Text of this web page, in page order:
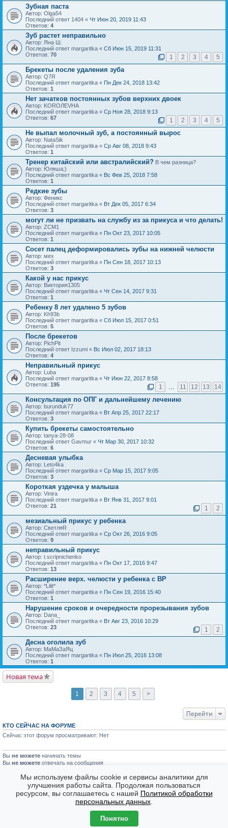
Зубная паста
Автор: Olga54
Последний ответ 1404 « Чт Июн 20, 2019 11:43
Ответов: 4
Зуб растет неправильно
Автор: Яна Ш.
Последний ответ margaritka « Сб Июн 15, 2019 11:31
Ответов: 70 1 2 3 4 5
Брекеты после удаления зуба
Автор: Q7R
Последний ответ margaritka « Пн Дек 24, 2018 13:42
Ответов: 1
Нет зачатков постоянных зубов верхних двоек
Автор: KOROЛЕVНА
Последний ответ margaritka « Ср Ноя 28, 2018 9:13
Ответов: 67 1 2 3 4 5
Не выпал молочный зуб, а постоянный вырос
Автор: NataSik
Последний ответ margaritka « Ср Авг 08, 2018 9:43
Ответов: 1
Тренер китайский или австралийский? В чем разница?
Автор: Юляша;)
Последний ответ margaritka « Вс Фев 25, 2018 7:58
Ответов: 1
Редкие зубы
Автор: Феникс
Последний ответ margaritka « Вт Дек 05, 2017 6:34
Ответов: 3
могут ли не призвать на службу из за прикуса и что делать!
Автор: ZCM1
Последний ответ margaritka « Пн Окт 23, 2017 10:05
Ответов: 1
Сосет палец деформировались зубы на нижней челюсти
Автор: мех
Последний ответ margaritka « Пн Сен 18, 2017 10:13
Ответов: 3
Какой у нас прикус
Автор: Виктория1305
Последний ответ margaritka « Чт Сен 14, 2017 9:31
Ответов: 1
Ребенку 8 лет удалено 5 зубов
Автор: Kh93b
Последний ответ margaritka « Сб Июл 15, 2017 0:51
Ответов: 5
После брекетов
Автор: PichPit
Последний ответ Izzumi « Вс Июл 02, 2017 18:13
Ответов: 4
Неправильный прикус
Автор: Luba
Последний ответ margaritka « Чт Июн 22, 2017 8:58
Ответов: 195 1 … 11 12 13 14
Консультация по ОПГ и дальнейшему лечению
Автор: burunduk77
Последний ответ margaritka « Вт Апр 25, 2017 22:17
Ответов: 3
Купить брекеты самостоятельно
Автор: tanya-28-08
Последний ответ Gavmur « Чт Мар 30, 2017 10:32
Ответов: 6
Десневая улыбка
Автор: Leto4ka
Последний ответ margaritka « Ср Мар 15, 2017 9:05
Ответов: 3
Короткая уздечка у малыша
Автор: Vinira
Последний ответ margaritka « Вт Янв 31, 2017 9:01
Ответов: 21 1 2
мезиальный прикус у ребенка
Автор: СветляR
Последний ответ margaritka « Ср Окт 26, 2016 9:05
Ответов: 9
неправильный прикус
Автор: t.scripnichenko
Последний ответ margaritka « Пн Окт 17, 2016 9:47
Ответов: 13
Расширение верх. челюсти у ребенка с ВР
Автор: *Lilit*
Последний ответ margaritka « Пн Сен 19, 2016 15:40
Ответов: 1
Нарушение сроков и очередности прорезывания зубов
Автор: Dana_
Последний ответ margaritka « Вт Авг 23, 2016 10:29
Ответов: 23 1 2
Десна оголила зуб
Автор: МаМаЗаЯц
Последний ответ margaritka « Пн Июл 25, 2016 13:08
Ответов: 1
Новая тема
1 2 3 4 5 >
Перейти
КТО СЕЙЧАС НА ФОРУМЕ
Сейчас этот форум просматривают: Нет
Вы не можете начинать темы
Вы не можете отвечать на сообщения
не можетеудалять свои сообщения
не можете голосовать в опросах
Часовой пояс: GMT + 7
phpBB ® Forum Software © phpBB Limited
Мы используем файлы cookie и сервисы аналитики для
улучшения работы сайта. Продолжая пользоваться
ресурсом, вы соглашаетесь с нашей Политикой обработки
персональных данных
Понятно